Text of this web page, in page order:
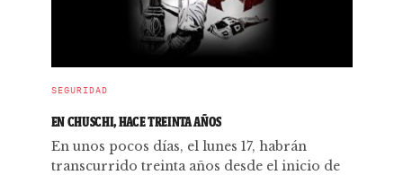
SEGURIDAD
EN CHUSCHI, HACE TREINTA AÑOS
En unos pocos días, el lunes 17, habrán
transcurrido treinta años desde el inicio de